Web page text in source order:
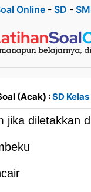
Online - SD -
(Acak) :SD Kelas
jika diletakkan